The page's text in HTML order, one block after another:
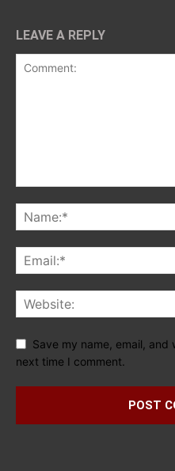
LEAVE A REPLY
Save my name, email,
next time I comment.